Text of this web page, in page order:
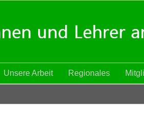
Unsere Arbeit Regionales